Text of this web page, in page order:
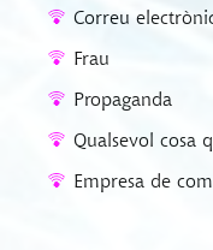
Correu
Frau
Propaganda
Qualsevol cosa
Empresa de